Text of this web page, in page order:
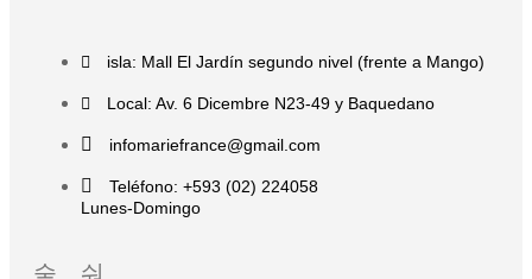
isla: Mall El Jardín segundo nivel (frente a Mango)
Local: Av. 6 Dicembre N23-49 y Baquedano
infomariefrance@gmail.com
Teléfono: +593 (02) 224058
Lunes-Domingo